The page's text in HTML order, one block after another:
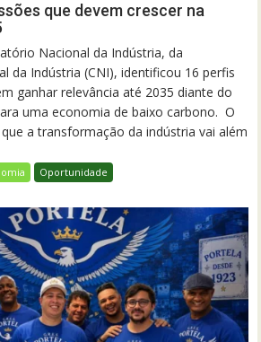
que devem crescer na
Nacional da Indústria, da
da Indústria (CNI), identificou 16 perfis
ganhar relevância até 2035 diante do
uma economia de baixo carbono. O
a transformação da indústria vai além
Oportunidade